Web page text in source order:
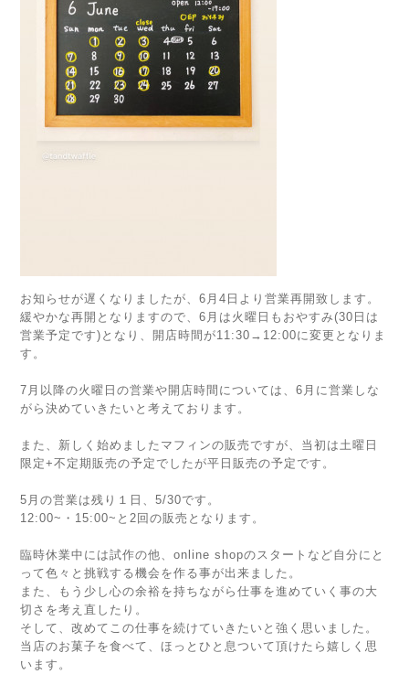
お知らせが遅くなりましたが、6月4日より営業再開致します。
緩やかな再開となりますので、6月は火曜日もおやすみ(30日は
営業予定です)となり、開店時間が11:30→12:00に変更となりま
す。
7月以降の火曜日の営業や開店時間については、6月に営業しな
がら決めていきたいと考えております。
また、新しく始めましたマフィンの販売ですが、当初は土曜日
限定+不定期販売の予定でしたが平日販売の予定です。
5月の営業は残り１日、5/30です。
12:00~・15:00~と2回の販売となります。
臨時休業中には試作の他、online shopのスタートなど自分にと
って色々と挑戦する機会を作る事が出来ました。
また、もう少し心の余裕を持ちながら仕事を進めていく事の大
切さを考え直したり。
そして、改めてこの仕事を続けていきたいと強く思いました。
当店のお菓子を食べて、ほっとひと息ついて頂けたら嬉しく思
います。